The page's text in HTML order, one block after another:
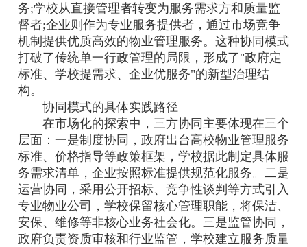
务;学校从直接管理者转变为服务需求方和质量监
督者;企业则作为专业服务提供者，通过市场竞争
机制提供优质高效的物业管理服务。这种协同模式
打破了传统单一行政管理的局限，形成了"政府定
标准、学校提需求、企业优服务"的新型治理结
构。
协同模式的具体实践路径
在市场化的探索中，三方协同主要体现在三个
层面：一是制度协同，政府出台高校物业管理服务
标准、价格指导等政策框架，学校据此制定具体服
务需求清单，企业按照标准提供规范化服务。二是
运营协同，采用公开招标、竞争性谈判等方式引入
专业物业公司，学校保留核心管理职能，将保洁、
安保、维修等非核心业务社会化。三是监管协同，
政府负责资质审核和行业监管，学校建立服务质量